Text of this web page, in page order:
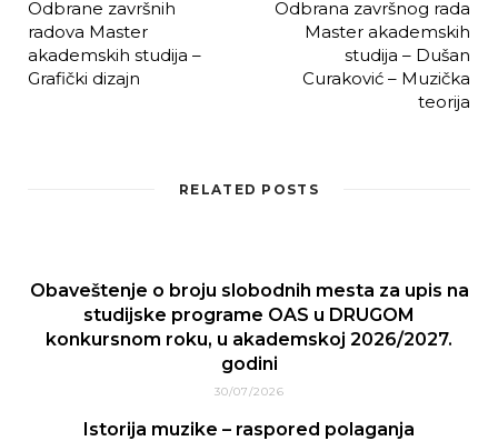
Odbrane završnih
radova Master
akademskih studija –
Grafički dizajn
Odbrana završnog rada
Master akademskih
studija – Dušan
Curaković – Muzička
teorija
RELATED POSTS
Obaveštenje o broju slobodnih mesta za upis na
studijske programe OAS u DRUGOM
konkursnom roku, u akademskoj 2026/2027.
godini
30/07/2026
Istorija muzike – raspored polaganja